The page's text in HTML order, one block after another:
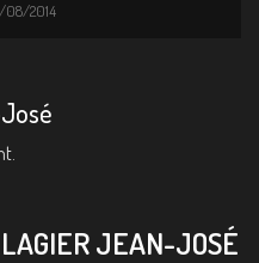
08/2014
JEAN-JOSÉ